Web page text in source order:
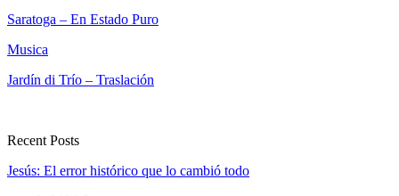
Saratoga – En Estado Puro
Musica
Jardín di Trío – Traslación
Recent Posts
Jesús: El error histórico que lo cambió todo